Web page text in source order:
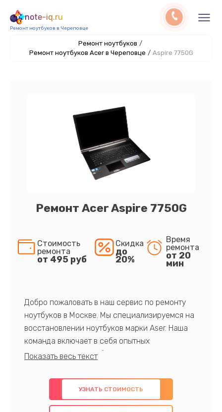
note-iq.ru
Ремонт ноутбуков в Череповце
Ремонт ноутбуков /
Ремонт ноутбуков Acer в Череповце / Aspire 7750G
Ремонт Acer Aspire 7750G
Стоимость
ремонта
от 495 руб
Скидка
до
20%
Время
ремонта
от 20
мин
Добро пожаловать в наш сервис по ремонту
ноутбуков в Москве. Мы специализируемся на
восстановлении ноутбуков марки Aser. Наша
команда включает в себя опытных
профессионалов с обширными знаниями и
предлагаем быстрый и качественный ремонт с
использованием оригинальных компонентов, а
также гарантируем качество всех
УЗНАТЬ СТОИМОСТЬ